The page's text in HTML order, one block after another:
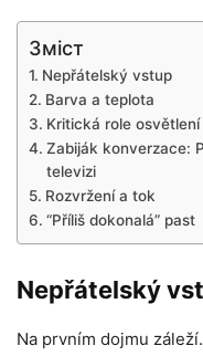
Зміст
Nepřátelský vstup
Barva a teplota
Kritická role osvětlení
Zabiják konverzace:
televizi
Rozvržení a tok
“Příliš dokonalá” past
Nepřátelský
Na prvním dojmu